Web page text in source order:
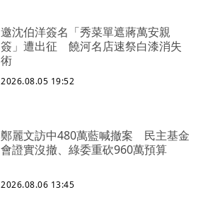
邀沈伯洋簽名「秀菜單遮蔣萬安親
簽」遭出征 饒河名店速祭白漆消失
術
2026.08.05 19:52
鄭麗文訪中480萬藍喊撤案 民主基金
會證實沒撤、綠委重砍960萬預算
2026.08.06 13:45